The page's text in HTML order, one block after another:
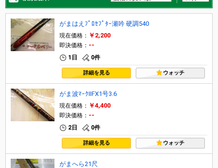
がまはえﾌﾟﾛｾﾌﾟﾀｰ瀬吟 硬調540
現在価格： ￥2,200
即決価格： --
1日 0件
詳細を見る ウォッチ
がま波ﾏｰｸⅡFX1号3.6
現在価格： ￥4,400
即決価格： --
2日 0件
詳細を見る ウォッチ
がまへら21尺